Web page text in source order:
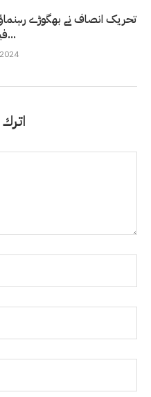
تحریک انصاف نے بھگوڑے
فیصلہ...